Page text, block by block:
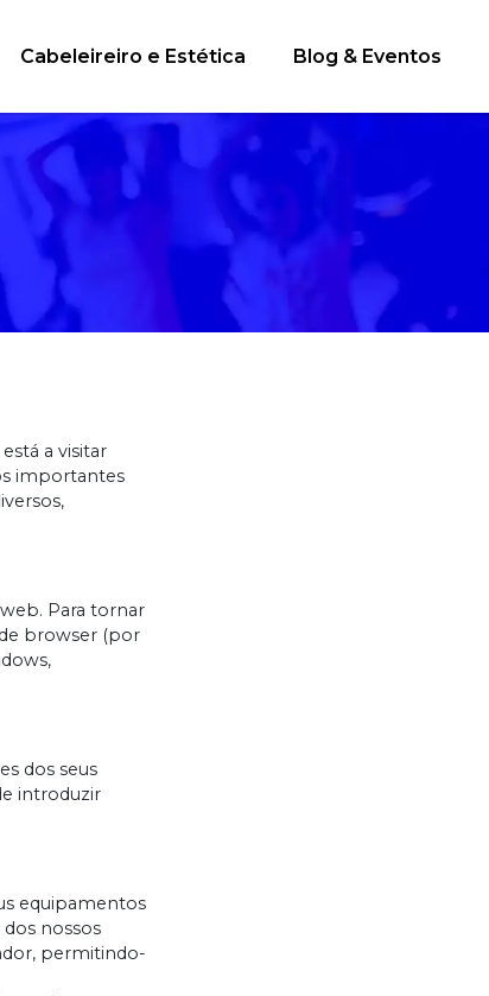
Cabeleireiro e Estética Blog & Eventos
a visitar
importantes
Para tornar
browser (por
dos seus
introduzir
equipamentos
nossos
permitindo-